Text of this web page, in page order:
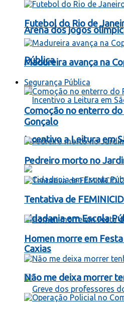
Arena dos jogos
Pública
Incentivo a Leitura em
Cidadania em Escola
Caxias
Futebol do Rio de
Madureira avança na
Segurança Pública
Comoção no enterro
Gonçalo
Pedreiro morto no
Tentativa de
Homen morre em
Não me deixa morrer